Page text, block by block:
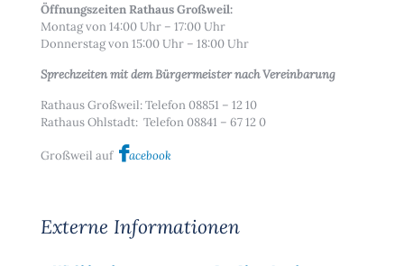
Öffnungszeiten Rathaus Großweil:
Montag von 14:00 Uhr – 17:00 Uhr
Donnerstag von 15:00 Uhr – 18:00 Uhr
Sprechzeiten mit dem Bürgermeister nach Vereinbarung
Rathaus Großweil: Telefon 08851 – 12 10
Rathaus Ohlstadt: Telefon 08841 – 67 12 0
Großweil auf acebook
Externe Informationen